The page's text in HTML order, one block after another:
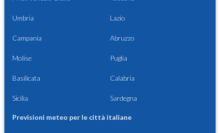
Umbria Lazio
Campania Abruzzo
Molise Puglia
Basilicata Calabria
Sicilia Sardegna
Previsioni meteo per le città italiane